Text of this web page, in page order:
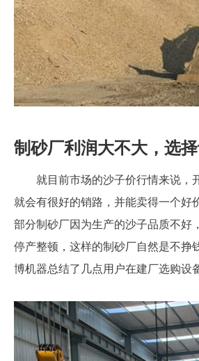
制砂厂利润大不大，选
就目前市场的沙子价行情来说，
就会有很好的销路，并能卖得一个好
部分制砂厂因为生产的沙子品质不好
停产整顿，这样的制砂厂自然是不挣
博机器总结了几点用户在建厂选购设